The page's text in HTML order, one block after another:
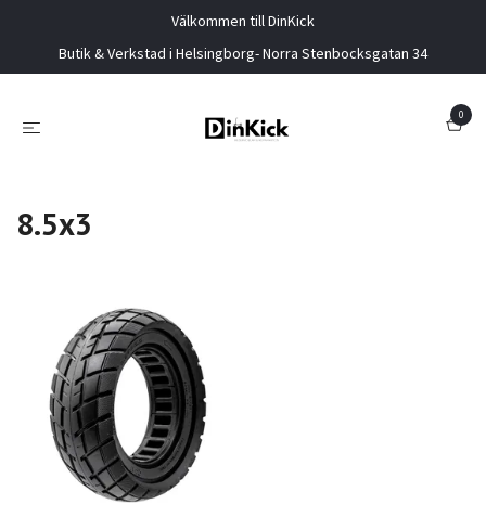
Välkommen till DinKick
Butik & Verkstad i Helsingborg- Norra Stenbocksgatan 34
0
8.5x3